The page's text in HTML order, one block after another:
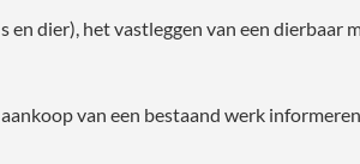
dier), het vastleggen van een dierbaar
van een bestaand werk